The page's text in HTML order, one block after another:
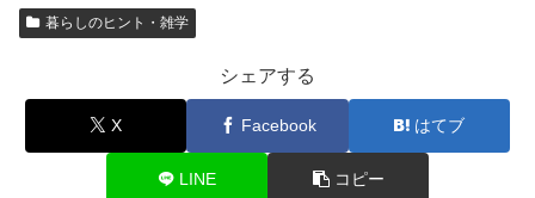
暮らしのヒント・雑学
シェアする
X Facebook はてブ
LINE コピー